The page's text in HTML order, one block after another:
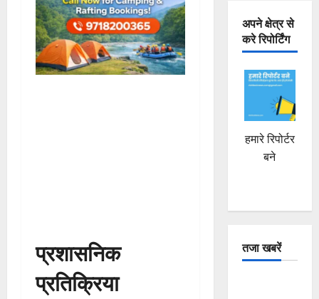
प्रशासनिक
प्रतिक्रिया
अपने क्षेत्र से
करे रिपोर्टिंग
हमारे रिपोर्टर
बने
तजा खबरें